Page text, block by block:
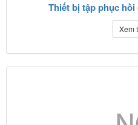
Thiết bị tập phục
Xem